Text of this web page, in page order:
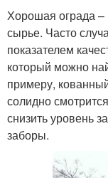
Хорошая ограда –
сырье. Часто
показателем
который можно
примеру,
солидно
снизить уровень
заборы.